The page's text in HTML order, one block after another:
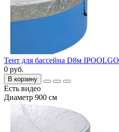
Тент для бассейна D8м IPOOLGO
0 руб.
В корзину
Есть видео
Диаметр 900 см